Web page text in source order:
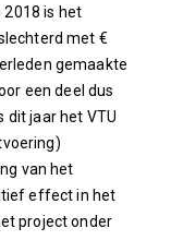
is het
met €
gemaakte
een deel dus
dit jaar het VTU
van het
effect in het
project onder